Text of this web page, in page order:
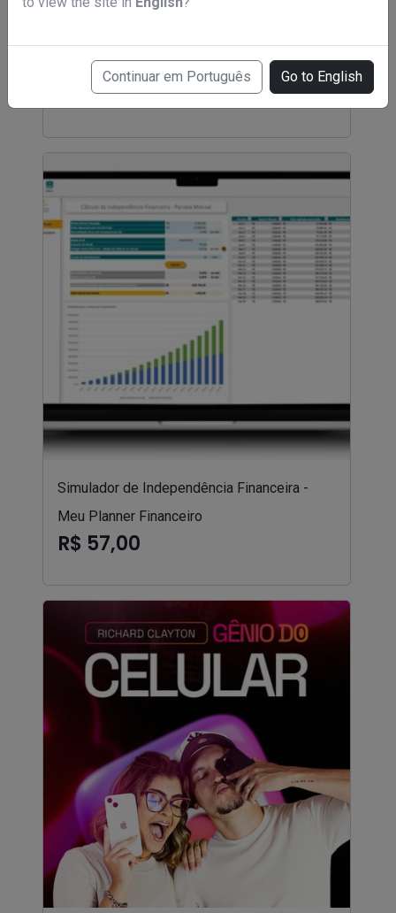
Continuar em Português Go to English
MCS - Mentoria Casal de Sucesso
R$ 497,00
Simulador de Independência Financeira -
Meu Planner Financeiro
R$ 57,00